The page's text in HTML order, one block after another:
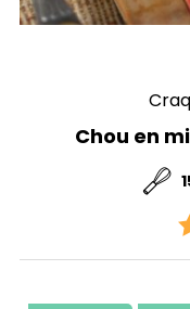
Chou en